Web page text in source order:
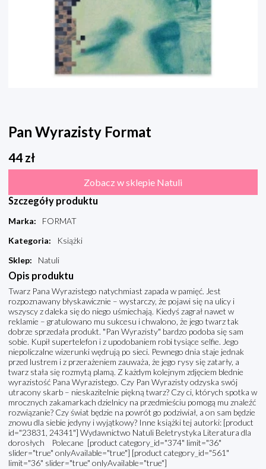
Pan Wyrazisty Format
44 zł
Zobacz w sklepie Natuli
Szczegóły produktu
Marka:
FORMAT
Kategoria:
Książki
Sklep: Natuli
Opis produktu
Twarz Pana Wyrazistego natychmiast zapada w pamięć. Jest
rozpoznawany błyskawicznie – wystarczy, że pojawi się na ulicy i
wszyscy z daleka się do niego uśmiechają. Kiedyś zagrał nawet w
reklamie – gratulowano mu sukcesu i chwalono, że jego twarz tak
dobrze sprzedała produkt. "Pan Wyrazisty" bardzo podoba się sam
sobie. Kupił supertelefon i z upodobaniem robi tysiące selfie. Jego
niepoliczalne wizerunki wędrują po sieci. Pewnego dnia staje jednak
przed lustrem i z przerażeniem zauważa, że jego rysy się zatarły, a
twarz stała się rozmytą plamą. Z każdym kolejnym zdjęciem blednie
wyrazistość Pana Wyrazistego. Czy Pan Wyrazisty odzyska swój
utracony skarb – nieskazitelnie piękną twarz? Czy ci, których spotka w
mrocznych zakamarkach dzielnicy na przedmieściu pomogą mu znaleźć
rozwiązanie? Czy świat będzie na powrót go podziwiał, a on sam będzie
znowu dla siebie jedyny i wyjątkowy? Inne książki tej autorki: [product
id="23831, 24341"] Wydawnictwo Natuli Beletrystyka Literatura dla
dorosłych Polecane [product category_id="374" limit="36"
slider="true" onlyAvailable="true"] [product category_id="561"
limit="36" slider="true" onlyAvailable="true"]